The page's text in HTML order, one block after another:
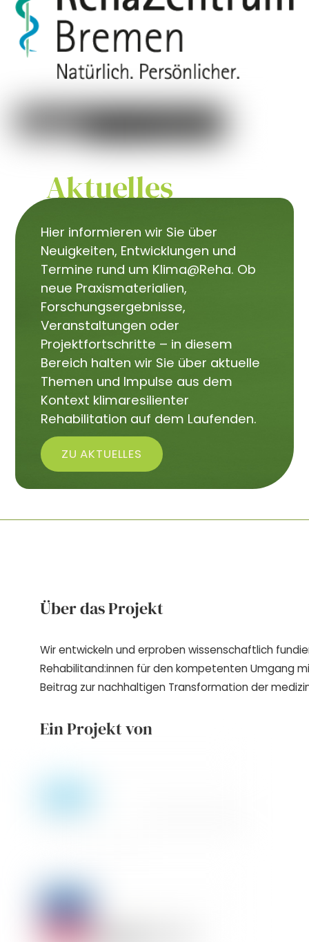
Aktuelles
Hier informieren wir Sie über
Neuigkeiten, Entwicklungen und
Termine rund um Klima@Reha. Ob
neue Praxismaterialien,
Forschungsergebnisse,
Veranstaltungen oder
Projektfortschritte – in diesem
Bereich halten wir Sie über aktuelle
Themen und Impulse aus dem
Kontext klimaresilienter
Rehabilitation auf dem Laufenden.
ZU AKTUELLES
Über das Projekt
Wir entwickeln und erproben wissenschaftlich
Rehabilitand:innen für den kompetenten Umgang
Beitrag zur nachhaltigen Transformation der
Ein Projekt von